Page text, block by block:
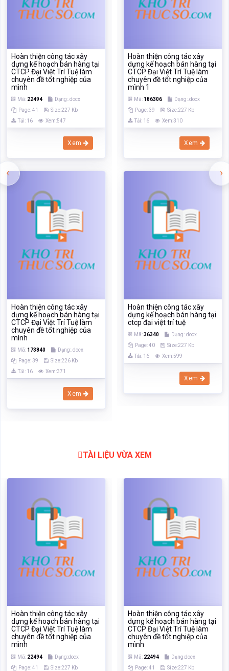
Hoàn thiện công tác xây
dựng kế hoạch bán hàng tại
CTCP Đại Việt Trí Tuệ làm
chuyên đề tốt nghiệp của
mình
Mã: 22494
Dạng:.docx
Page: 41
Size:227 Kb
Tải: 16
Xem:547
Xem
Hoàn thiện công tác xây
dựng kế hoạch bán hàng tại
CTCP Đại Việt Trí Tuệ làm
chuyên đề tốt nghiệp của
mình
Mã: 173840
Dạng:.docx
Page: 39
Size:226 Kb
Tải: 16
Xem:371
Xem
Hoàn thiện công tác xây
dựng kế hoạch bán hàng tại
CTCP Đại Việt Trí Tuệ làm
chuyên đề tốt nghiệp của
mình 1
Mã: 186306
Dạng:.docx
Page: 39
Size:227 Kb
Tải: 16
Xem:310
Xem
Hoàn thiện công tác xây
dựng kế hoạch bán hàng tại
ctcp đại việt trí tuệ
Mã:36340
Dạng:.docx
Page: 40
Size:227 Kb
Tải: 16
Xem:599
Xem
‹ ›
TÀI LIỆU VỪA XEM
Hoàn thiện công tác xây
dựng kế hoạch bán hàng tại
CTCP Đại Việt Trí Tuệ làm
chuyên đề tốt nghiệp của
mình
Mã: 22494
Dạng:docx
Page: 41
Size:227 Kb
Hoàn thiện công tác xây
dựng kế hoạch bán hàng tại
CTCP Đại Việt Trí Tuệ làm
chuyên đề tốt nghiệp của
mình
Mã: 22494
Dạng:docx
Page: 41
Size:227 Kb